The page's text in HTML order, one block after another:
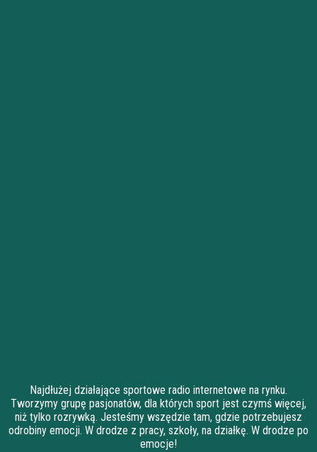
Najdłużej działające sportowe radio internetowe na rynku.
Tworzymy grupę pasjonatów, dla których sport jest czymś więcej,
niż tylko rozrywką. Jesteśmy wszędzie tam, gdzie potrzebujesz
odrobiny emocji. W drodze z pracy, szkoły, na działkę. W drodze po
emocje!